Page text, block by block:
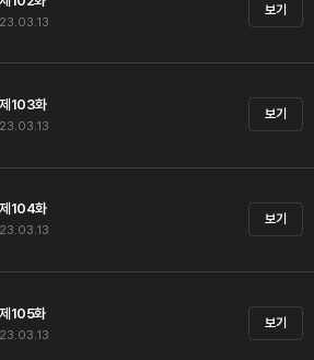
23.03.13
보기
제103화
23.03.13
보기
제104화
23.03.13
보기
제105화
23.03.13
보기